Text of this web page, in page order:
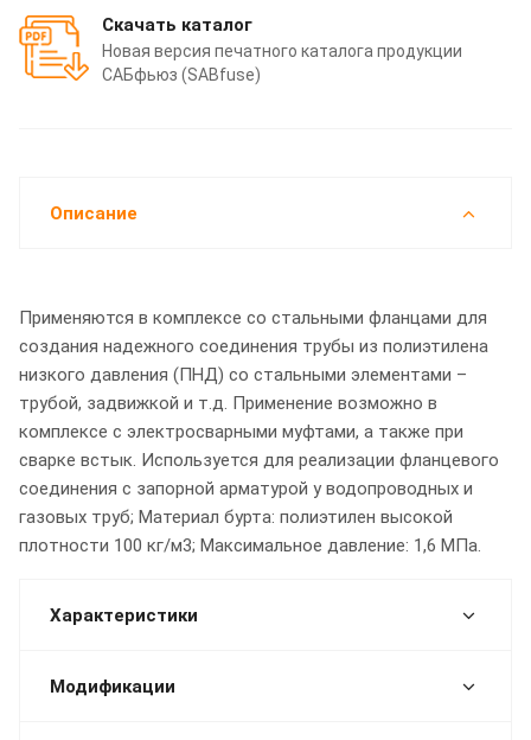
Скачать каталог
Новая версия печатного каталога продукции
САБфьюз (SABfuse)
Описание
Применяются в комплексе со стальными фланцами для
создания надежного соединения трубы из полиэтилена
низкого давления (ПНД) со стальными элементами –
трубой, задвижкой и т.д. Применение возможно в
комплексе с электросварными муфтами, а также при
сварке встык. Используется для реализации фланцевого
соединения с запорной арматурой у водопроводных и
газовых труб; Материал бурта: полиэтилен высокой
плотности 100 кг/м3; Максимальное давление: 1,6 МПа.
Характеристики
Модификации